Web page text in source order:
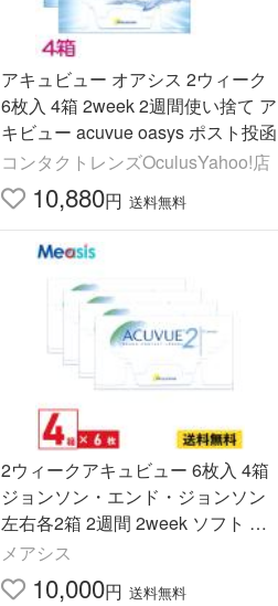
アキュビュー オアシス 2ウィーク
6枚入 4箱 2week 2週間使い捨て ア
キビュー acuvue oasys ポスト投函
コンタクトレンズOculusYahoo!店
10,880円 送料無料
2ウィークアキュビュー 6枚入 4箱
ジョンソン・エンド・ジョンソン
左右各2箱 2週間 2week ソフト コ
ンタクトレンズ 近視用 遠視用 送料
無料
メアシス
10,000円 送料無料